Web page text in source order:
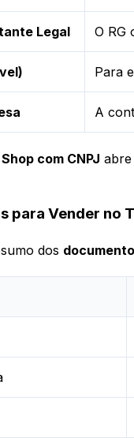
Legal O RG
Para
A
com CNPJ
para Vender no
dos